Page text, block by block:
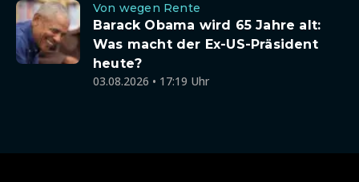
Von wegen Rente
Barack Obama wird 65 Jahre alt:
Was macht der Ex-US-Präsident
heute?
03.08.2026 • 17:19 Uhr